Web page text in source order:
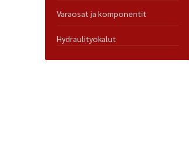
Varaosat ja komponentit
Hydraulityökalut